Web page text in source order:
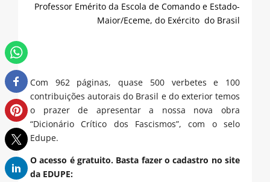
Professor Emérito da Escola de Comando e Estado-
Maior/Eceme, do Exército do Brasil
Com 962 páginas, quase 500 verbetes e 100
contribuições autorais do Brasil e do exterior temos
o prazer de apresentar a nossa nova obra
“Dicionário Crítico dos Fascismos”, com o selo
Edupe.
O acesso é gratuito. Basta fazer o cadastro no site
da EDUPE: